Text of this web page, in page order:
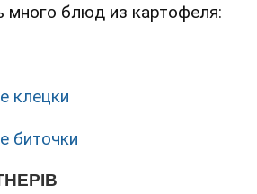
много блюд из картофеля:
клецки
биточки